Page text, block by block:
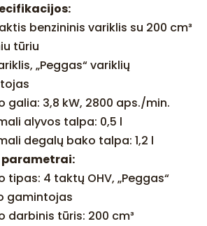
benzininis variklis su 200 cm³
tūriu
„Peggas“ variklių
galia: 3,8 kW, 2800 aps./min.
alyvos talpa: 0,5 l
degalų bako talpa: 1,2 l
tipas: 4 taktų OHV, „Peggas“
gamintojas
darbinis tūris: 200 cm³